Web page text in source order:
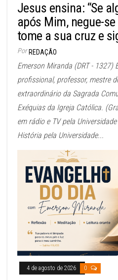
Jesus ensina: “Se
após Mim, negue-
tome a sua cruz e
Por REDAÇÃO
Emerson Miranda (DRT - 1327)
profissional, professor, mestre
extraordinário da Sagrada
Exéquias da Igreja Católica.
em rádio e TV pela
História pela Universidade...
4 de agosto de 2026 0